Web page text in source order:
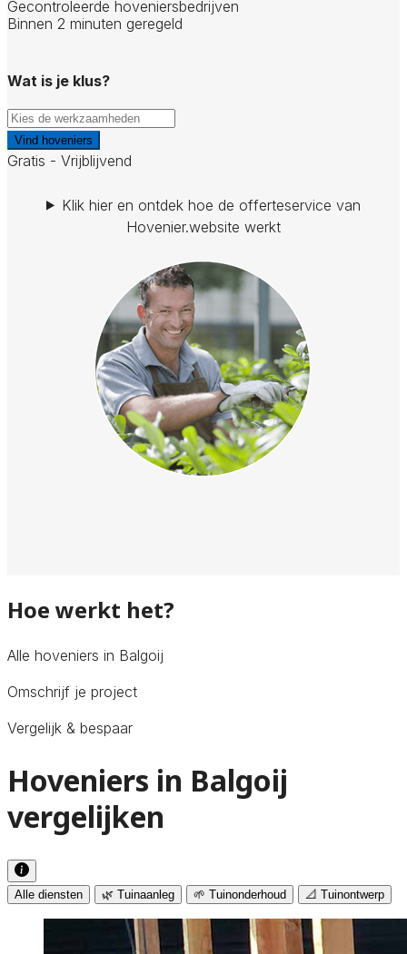
Gecontroleerde hoveniersbedrijven
Binnen 2 minuten geregeld
Wat is je klus?
Vind hoveniers
Gratis - Vrijblijvend
Klik hier en ontdek hoe de offerteservice van
Hovenier.website werkt
Hoe werkt het?
Alle hoveniers in Balgoij
Omschrijf je project
Vergelijk & bespaar
Hoveniers in Balgoij
vergelijken
Alle diensten 🌿 Tuinaanleg 🌱 Tuinonderhoud 📐 Tuinontwerp